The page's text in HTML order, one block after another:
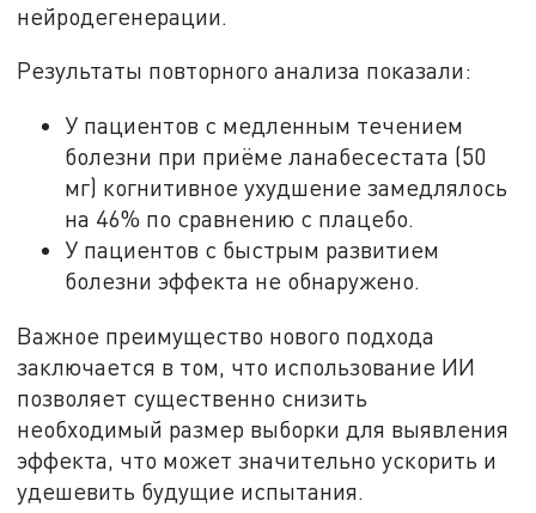
нейродегенерации.
Результаты повторного анализа показали:
У пациентов с медленным течением
болезни при приёме ланабесестата (50
мг) когнитивное ухудшение замедлялось
на 46% по сравнению с плацебо.
У пациентов с быстрым развитием
болезни эффекта не обнаружено.
Важное преимущество нового подхода
заключается в том, что использование ИИ
позволяет существенно снизить
необходимый размер выборки для выявления
эффекта, что может значительно ускорить и
удешевить будущие испытания.